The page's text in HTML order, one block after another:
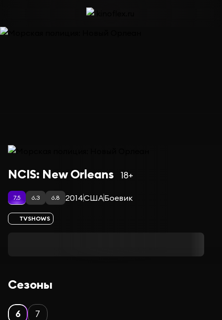
Сериал Морская полиция: Новый Орлеан — сезон 6
NCIS: New Orleans 18+
7.5 6.3 6.8 2014СШАБоевик
TVSHOWS
Сезоны
6 7